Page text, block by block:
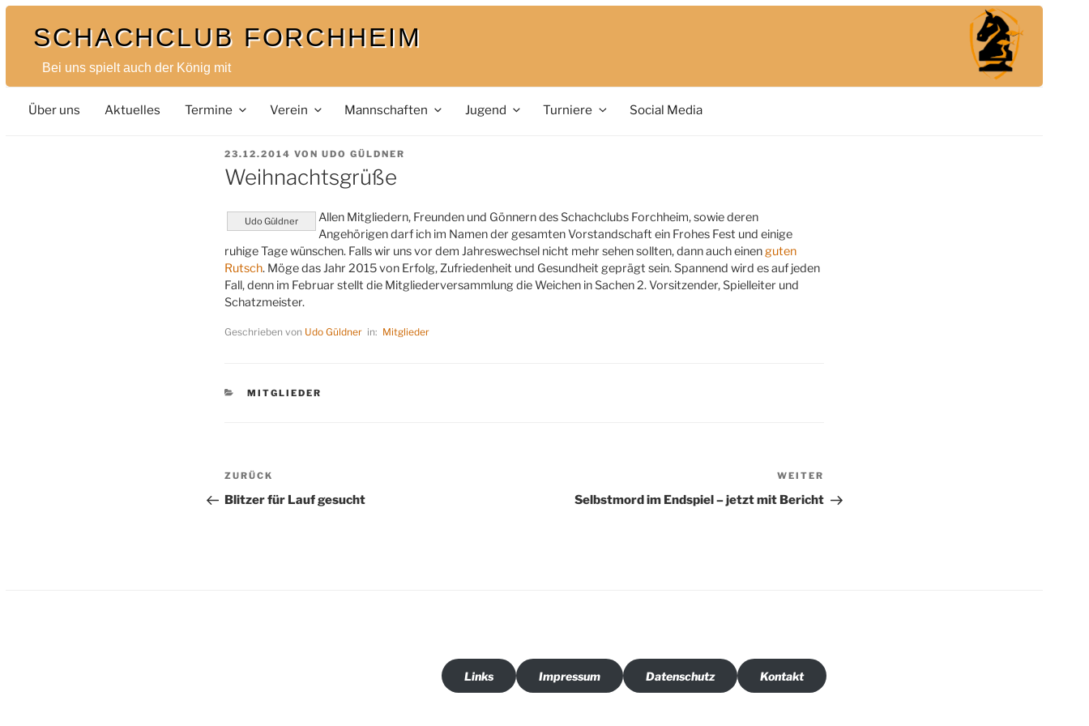
Zum
Inhalt
springenSCHACHCLUB FORCHHEIM
Bei uns spielt auch der König mit
Über uns Aktuelles Termine Verein Mannschaften Jugend Turniere Social Media
VERÖFFENTLICHT
AM
23.12.2014 VONUDO GÜLDNER
Weihnachtsgrüße
Udo Güldner
Allen Mitgliedern, Freunden und Gönnern des Schachclubs Forchheim, sowie deren
Angehörigen darf ich im Namen der gesamten Vorstandschaft ein Frohes Fest und einige
ruhige Tage wünschen. Falls wir uns vor dem Jahreswechsel nicht mehr sehen sollten, dann auch einenguten
Rutsch. Möge das Jahr 2015 von Erfolg, Zufriedenheit und Gesundheit geprägt sein. Spannend wird es auf jeden
Fall, denn im Februar stellt die Mitgliederversammlung die Weichen in Sachen 2. Vorsitzender, Spielleiter und
Schatzmeister.
Geschrieben von Udo Güldner in: Mitglieder
KATEGORIEN
MITGLIEDER
Vorheriger
Beitrag
ZURÜCK
Blitzer für Lauf gesucht
Beitrag
WEITER
Selbstmord im Endspiel – jetzt mit Bericht
Links Impressum Datenschutz Kontakt